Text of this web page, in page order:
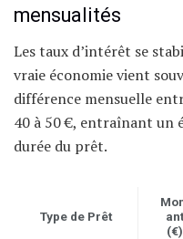
mensualités
Les taux d’intérêt se
vraie économie vient
différence mensuelle
40 à 50 €, entraînant un
durée du prêt.
Type de Prêt
ant
(€)